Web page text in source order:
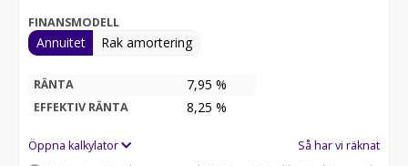
FINANSMODELL
Annuitet Rak amortering
RÄNTA 7,95 %
EFFEKTIV RÄNTA 8,25 %
Öppna kalkylator Så har vi räknat